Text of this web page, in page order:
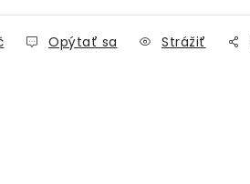
Opýtať sa Strážiť